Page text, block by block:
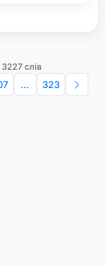
слів
... 323